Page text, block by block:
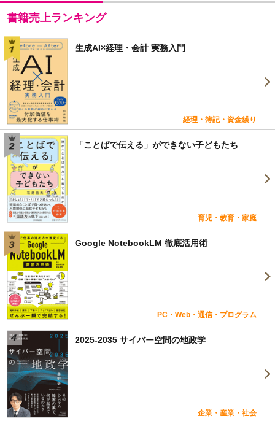
書籍売上ランキング
生成AI×経理・会計 実務入門
経理・簿記・資金繰り
「ことばで伝える」ができない子どもたち
育児・教育・家庭
Google NotebookLM 徹底活用術
PC・Web・通信・プログラム
2025-2035 サイバー空間の地政学
企業・産業・社会